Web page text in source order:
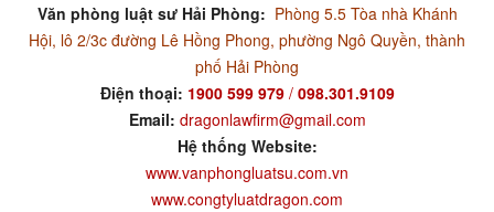
Văn phòng luật sư Hải Phòng: Phòng 5.5 Tòa nhà Khánh
Hội, lô 2/3c đường Lê Hồng Phong, phường Ngô Quyền, thành
phố Hải Phòng
Điện thoại: 1900 599 979/ 098.301.9109
Email: dragonlawfirm@gmail.com
Hệ thống Website:
www.vanphongluatsu.com.vn
www.congtyluatdragon.com